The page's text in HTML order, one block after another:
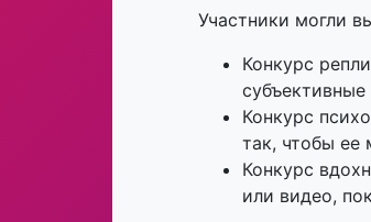
Участники могли
Конкурс
Конкурс
так, чтобы ее
Конкурс
или видео,